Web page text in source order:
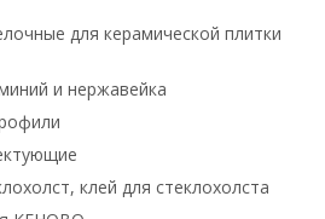
для керамической плитки
и нержавейка
клей для стеклохолста